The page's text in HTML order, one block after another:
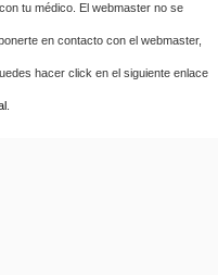
tu médico. El webmaster no se
en contacto con el webmaster,
hacer click en el siguiente enlace